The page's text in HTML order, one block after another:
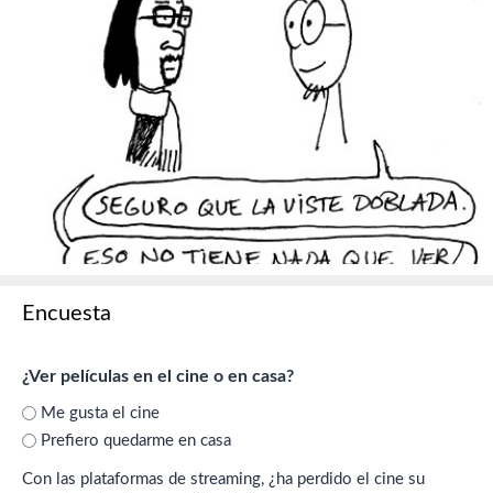
Encuesta
¿Ver películas en el cine o en casa?
Me gusta el cine
Prefiero quedarme en casa
Con las plataformas de streaming, ¿ha perdido el cine su